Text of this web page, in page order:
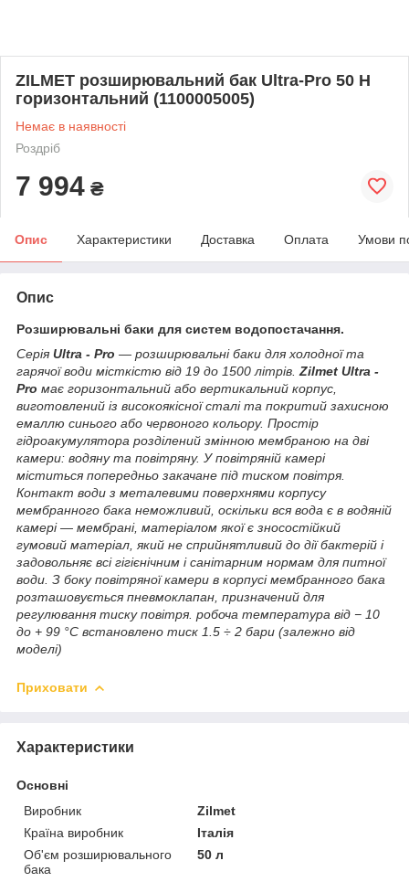
ZILMET розширювальний бак Ultra-Pro 50 H
горизонтальний (1100005005)
Немає в наявності
Роздріб
7 994 ₴
Опис Характеристики Доставка Оплата Умови
Опис
Розширювальні баки для систем водопостачання.
Серія Ultra - Pro — розширювальні баки для холодної та
гарячої води місткістю від 19 до 1500 літрів. Zilmet Ultra -
Pro має горизонтальний або вертикальний корпус,
виготовлений із високоякісної сталі та покритий захисною
емаллю синього або червоного кольору. Простір
гідроакумулятора розділений змінною мембраною на дві
камери: водяну та повітряну. У повітряній камері
міститься попередньо закачане під тиском повітря.
Контакт води з металевими поверхнями корпусу
мембранного бака неможливий, оскільки вся вода є в водяній
камері — мембрані, матеріалом якої є зносостійкий
гумовий матеріал, який не сприйнятливий до дії бактерій і
задовольняє всі гігієнічним і санітарним нормам для питної
води. З боку повітряної камери в корпусі мембранного бака
розташовується пневмоклапан, призначений для
регулювання тиску повітря. робоча температура від − 10
до + 99 °C встановлено тиск 1.5 ÷ 2 бари (залежно від
моделі)
Приховати
Характеристики
Основні
Виробник
Zilmet
Країна виробник
Італія
Об'єм розширювального
бака
50 л